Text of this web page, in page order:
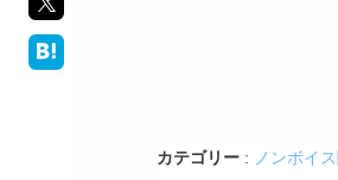
カテゴリー : ノンボイ